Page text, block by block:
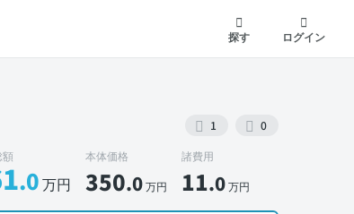
探す
ログイン
1 0
額
.0万円
本体価格
350.0万円
諸費用
11.0万円